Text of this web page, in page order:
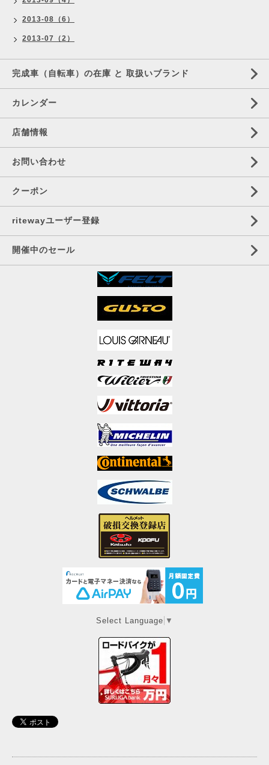
2013-08（6）
2013-07（2）
完成車（自転車）の在庫 と 取扱いブランド
カレンダー
店舗情報
お問い合わせ
クーポン
ritewayユーザー登録
開催中のセール
Select Language ▼